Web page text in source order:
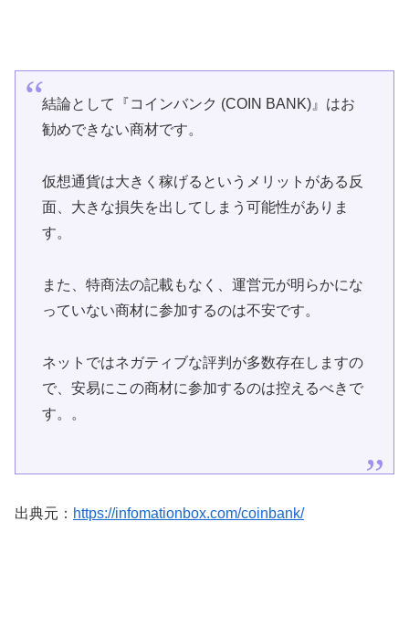
結論として『コインバンク (COIN BANK)』はお
勧めできない商材です。
仮想通貨は大きく稼げるというメリットがある反
面、大きな損失を出してしまう可能性がありま
す。
また、特商法の記載もなく、運営元が明らかにな
っていない商材に参加するのは不安です。
ネットではネガティブな評判が多数存在しますの
で、安易にこの商材に参加するのは控えるべきで
す。。
出典元： https://infomationbox.com/coinbank/